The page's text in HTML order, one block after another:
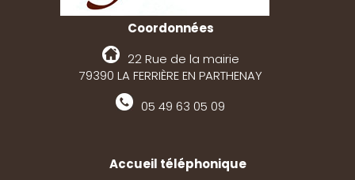
Coordonnées
22 Rue de la mairie
79390 LA FERRIÈRE EN PARTHENAY
05 49 63 05 09
Accueil téléphonique